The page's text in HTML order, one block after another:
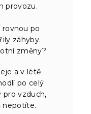
provozu.
po
záhyby.
změny?
a v létě
po celý
pro vzduch,
nepotíte.